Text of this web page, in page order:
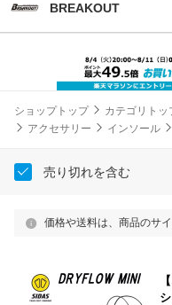
BREAKOUT
ショップトップ カテゴリトッ
アクセサリー
インソール
売り切れを含む
価格や送料は、商品のサ